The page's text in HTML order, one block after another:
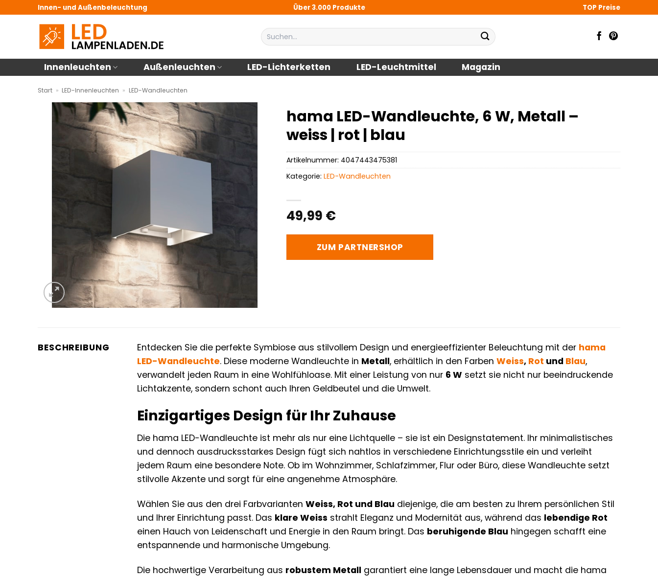
Innen- und Außenbeleuchtung Über 3.000 Produkte TOP Preise
Suchen
nach:
Innenleuchten Außenleuchten LED-Lichterketten LED-Leuchtmittel Magazin
Start » LED-Innenleuchten » LED-Wandleuchten
hama LED-Wandleuchte, 6 W, Metall –
weiss | rot | blau
49,99 €
ZUM PARTNERSHOP
Artikelnummer: 4047443475381
Kategorie:LED-Wandleuchten
BESCHREIBUNG Entdecken Sie die perfekte Symbiose aus stilvollem Design und energieeffizienter Beleuchtung mit der hama
LED-Wandleuchte. Diese moderne Wandleuchte in Metall, erhältlich in den FarbenWeiss, Rot und Blau,
verwandelt jeden Raum in eine Wohlfühloase. Mit einer Leistung von nur 6 W setzt sie nicht nur beeindruckende
Lichtakzente, sondern schont auch Ihren Geldbeutel und die Umwelt.
Einzigartiges Design für Ihr Zuhause
Die hama LED-Wandleuchte ist mehr als nur eine Lichtquelle – sie ist ein Designstatement. Ihr minimalistisches
und dennoch ausdrucksstarkes Design fügt sich nahtlos in verschiedene Einrichtungsstile ein und verleiht
jedem Raum eine besondere Note. Ob im Wohnzimmer, Schlafzimmer, Flur oder Büro, diese Wandleuchte setzt
stilvolle Akzente und sorgt für eine angenehme Atmosphäre.
Wählen Sie aus den drei FarbvariantenWeiss, Rot und Blau diejenige, die am besten zu Ihrem persönlichen Stil
und Ihrer Einrichtung passt. Das klare Weiss strahlt Eleganz und Modernität aus, während das lebendige Rot
einen Hauch von Leidenschaft und Energie in den Raum bringt. Das beruhigende Blau hingegen schafft eine
entspannende und harmonische Umgebung.
Die hochwertige Verarbeitung aus robustem Metall garantiert eine lange Lebensdauer und macht die hama